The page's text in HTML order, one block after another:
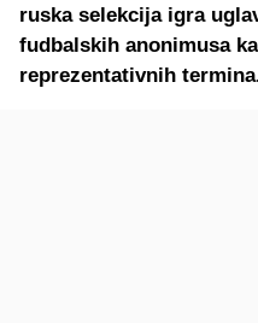
ruska selekcija igra
fudbalskih anonimusa
reprezentativnih